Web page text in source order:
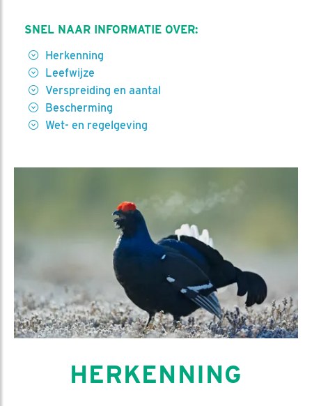
SNEL NAAR INFORMATIE OVER:
Herkenning
Leefwijze
Verspreiding en aantal
Bescherming
Wet- en regelgeving
HERKENNING